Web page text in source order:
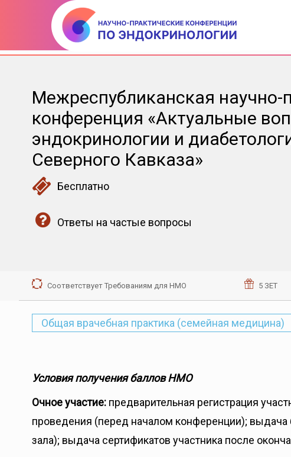
Межреспубликанская научно-
конференция «Актуальные
эндокринологии и
Северного Кавказа»
Бесплатно
Ответы на частые вопросы
Соответствует Требованиям для НМО 5 ЗЕТ
Общая врачебная практика (семейная медицина)
Условия получения баллов НМО
Очное участие: предварительная регистрация
проведения (перед началом конференции); выдача
зала); выдача сертификатов участника после